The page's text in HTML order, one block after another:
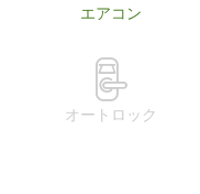
エアコン
オートロック